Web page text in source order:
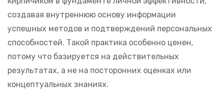
создавая внутреннюю основу информации
успешных методов и подтверждений персональных
способностей. Такой практика особенно ценен,
потому что базируется на действительных
результатах, а не на посторонних оценках или
концептуальных знаниях.